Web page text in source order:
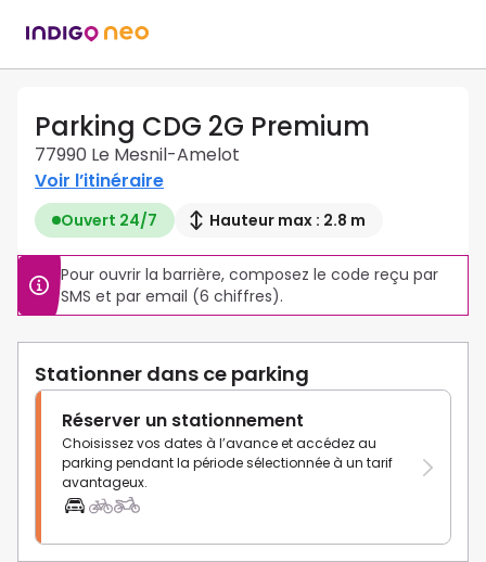
Parking CDG 2G Premium
77990 Le Mesnil-Amelot
Voir l’itinéraire
Ouvert 24/7 Hauteur max : 2.8 m
Pour ouvrir la barrière, composez le code reçu par
SMS et par email (6 chiffres).
Stationner dans ce parking
Réserver un stationnement
Choisissez vos dates à l’avance et accédez au
parking pendant la période sélectionnée à un tarif
avantageux.